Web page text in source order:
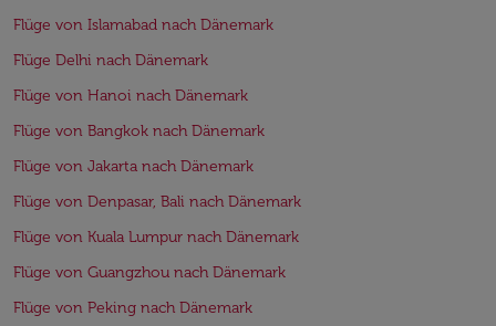
Flüge von Islamabad nach Dänemark
Flüge Delhi nach Dänemark
Flüge von Hanoi nach Dänemark
Flüge von Bangkok nach Dänemark
Flüge von Jakarta nach Dänemark
Flüge von Denpasar, Bali nach Dänemark
Flüge von Kuala Lumpur nach Dänemark
Flüge von Guangzhou nach Dänemark
Flüge von Peking nach Dänemark